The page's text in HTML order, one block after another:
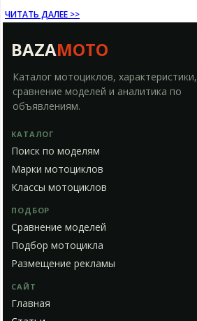
ЧИТАТЬ ДАЛЕЕ >>
BAZAMOTO
Каталог мотоциклов, характеристики,
сравнение моделей и аналитика по
объявлениям.
КАТАЛОГ
Поиск по моделям
Марки мотоциклов
Классы мотоциклов
ПОДБОР
Сравнение моделей
Подбор мотоцикла
Размещение рекламы
САЙТ
Главная